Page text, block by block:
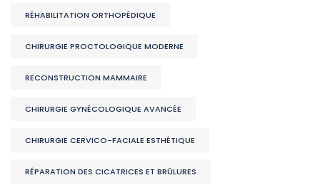
RÉHABILITATION ORTHOPÉDIQUE
CHIRURGIE PROCTOLOGIQUE MODERNE
RECONSTRUCTION MAMMAIRE
CHIRURGIE GYNÉCOLOGIQUE AVANCÉE
CHIRURGIE CERVICO-FACIALE ESTHÉTIQUE
RÉPARATION DES CICATRICES ET BRÛLURES